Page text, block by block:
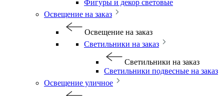
Фигуры и декор световые
Освещение на заказ
Освещение на заказ
Светильники на заказ
Светильники на заказ
Светильники подвесные на заказ
Освещение уличное